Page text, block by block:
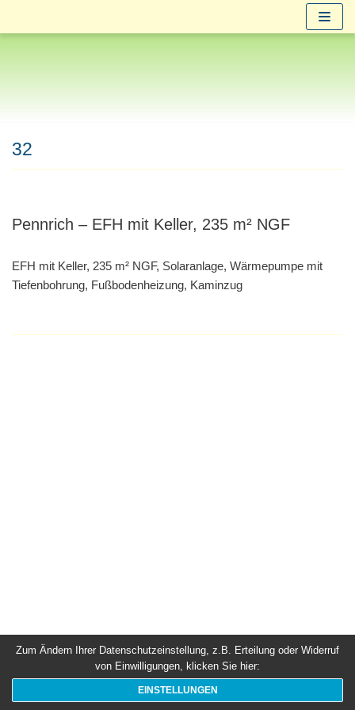
Inhalt
32
Pennrich – EFH mit Keller, 235 m² NGF
EFH mit Keller, 235 m² NGF, Solaranlage, Wärmepumpe mit
Tiefenbohrung, Fußbodenheizung, Kaminzug
» Datenschutzerklärung » Impressum
Zum Ändern Ihrer Datenschutzeinstellung, z.B. Erteilung oder Widerruf
von Einwilligungen, klicken Sie hier:
EINSTELLUNGEN